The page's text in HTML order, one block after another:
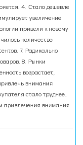
4. Стало дешевле
увеличение
привели к новому
количество
7. Радикально
8. Рынки
возрастает,
внимания
стало труднее..
привлечения внимания